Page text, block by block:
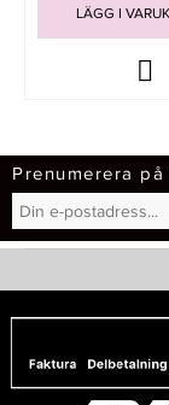
LÄGG I
Prenumerera